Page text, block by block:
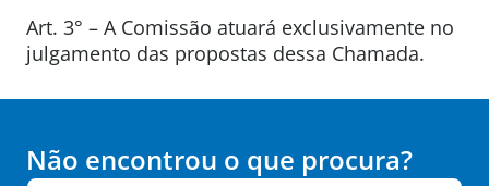
Art. 3° – A Comissão atuará exclusivamente no
julgamento das propostas dessa Chamada.
Não encontrou o que procura?